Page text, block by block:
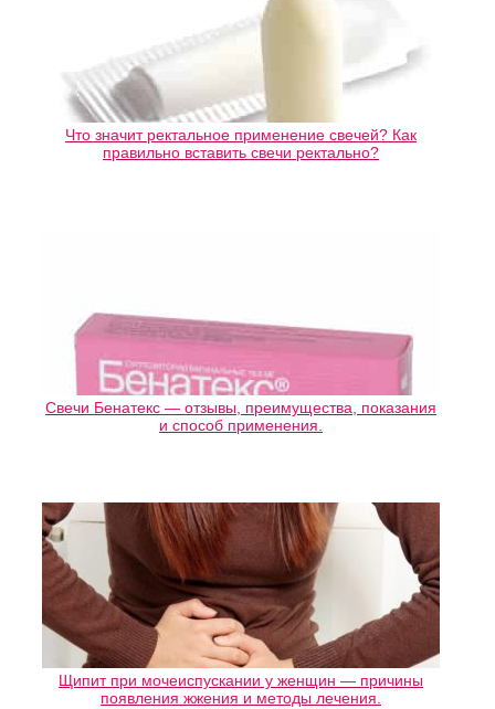
Что значит ректальное применение свечей? Как
правильно вставить свечи ректально?
Свечи Бенатекс — отзывы, преимущества, показания
и способ применения.
Щипит при мочеиспускании у женщин — причины
появления жжения и методы лечения.